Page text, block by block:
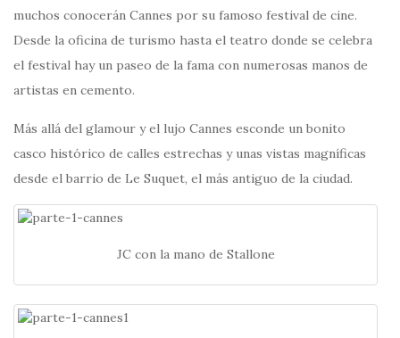
muchos conocerán Cannes por su famoso festival de cine.
Desde la oficina de turismo hasta el teatro donde se celebra
el festival hay un paseo de la fama con numerosas manos de
artistas en cemento.
Más allá del glamour y el lujo Cannes esconde un bonito
casco histórico de calles estrechas y unas vistas magníficas
desde el barrio de Le Suquet, el más antiguo de la ciudad.
JC con la mano de Stallone